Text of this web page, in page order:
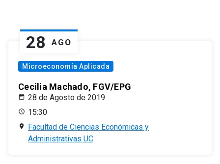
28 AGO
Microeconomía Aplicada
Cecilia Machado, FGV/EPG
28 de Agosto de 2019
15:30
Facultad de Ciencias Económicas y
Administrativas UC